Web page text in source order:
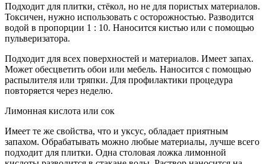
Подходит для плитки, стёкол, но не для пористых материалов.
Токсичен, нужно использовать с осторожностью. Разводится
водой в пропорции 1 : 10. Наносится кистью или с помощью
пульверизатора.
Подходит для всех поверхностей и материалов. Имеет запах.
Может обесцветить обои или мебель. Наносится с помощью
распылителя или тряпки. Для профилактики процедура
повторяется через неделю.
Лимонная кислота или сок
Имеет те же свойства, что и уксус, обладает приятным
запахом. Обрабатывать можно любые материалы, лучше всего
подходит для плитки. Одна столовая ложка лимонной